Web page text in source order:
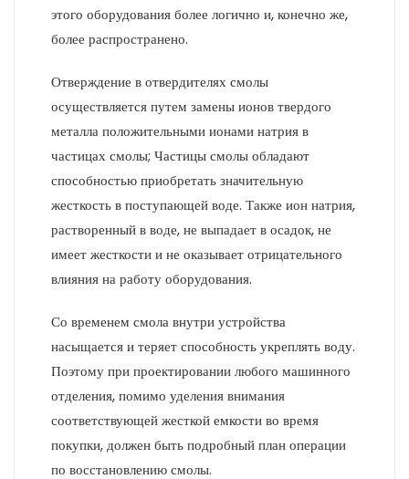
этого оборудования более логично и, конечно же,
более распространено.
Отверждение в отвердителях смолы
осуществляется путем замены ионов твердого
металла положительными ионами натрия в
частицах смолы; Частицы смолы обладают
способностью приобретать значительную
жесткость в поступающей воде. Также ион натрия,
растворенный в воде, не выпадает в осадок, не
имеет жесткости и не оказывает отрицательного
влияния на работу оборудования.
Со временем смола внутри устройства
насыщается и теряет способность укреплять воду.
Поэтому при проектировании любого машинного
отделения, помимо уделения внимания
соответствующей жесткой емкости во время
покупки, должен быть подробный план операции
по восстановлению смолы.